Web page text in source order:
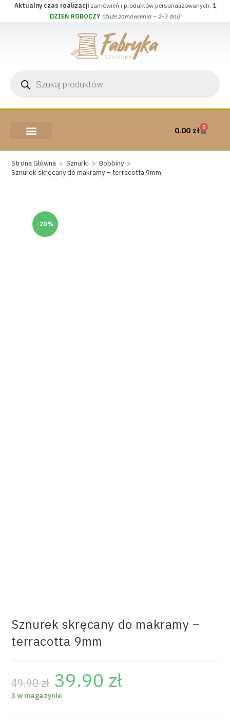
Aktualny czas realizacjizamówień i produktów personalizowanych: 1
DZIEŃ ROBOCZY (duże zamówienia – 2-3 dni)
0.00 zł 0
Strona Główna > Sznurki > Bobbiny >
Sznurek skręcany do makramy – terracotta 9mm
-20%
Sznurek skręcany do makramy –
terracotta 9mm
49.90zł 39.90 zł
3 w magazynie